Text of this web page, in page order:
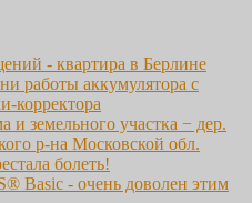
- квартира в Берлине
работы аккумулятора с
корректора
и земельного участка − дер.
р-на Московской обл.
болеть!
Basic - очень доволен этим